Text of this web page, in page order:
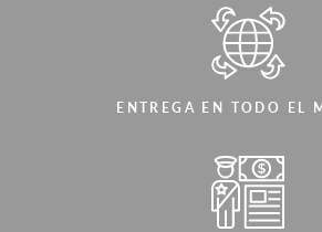
ENTREGA EN TODO EL